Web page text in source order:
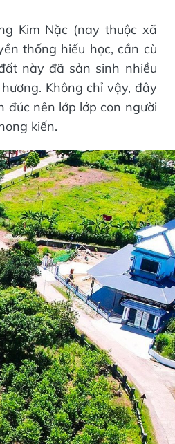
Kim Nặc (nay thuộc xã
thống hiếu học, cần cù
này đã sản sinh nhiều
Không chỉ vậy, đây
đúc nên lớp lớp con người
kiến.